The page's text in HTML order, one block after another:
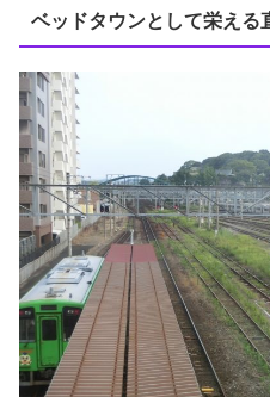
ベッドタウンとして栄える